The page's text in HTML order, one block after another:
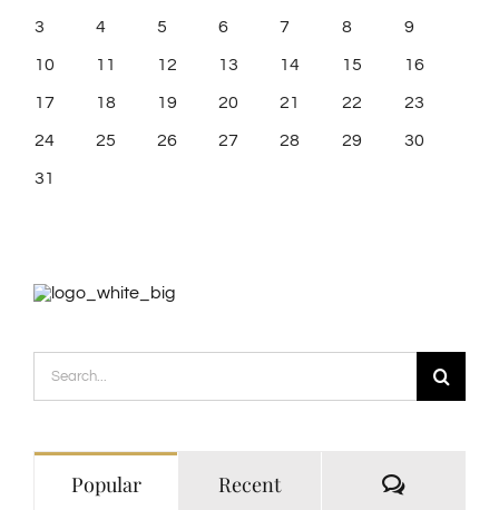
3 4 5 6 7 8 9
10 11 12 13 14 15 16
17 18 19 20 21 22 23
24 25 26 27 28 29 30
31
Search
for:
Popular Recent